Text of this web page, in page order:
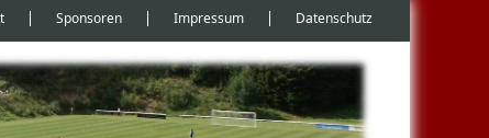
Sponsoren Impressum Datenschutz